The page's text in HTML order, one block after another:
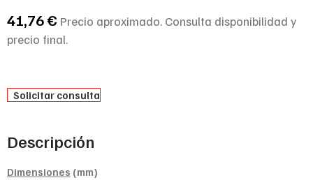
41,76€ Precio aproximado. Consulta disponibilidad y
precio final.
Solicitar consulta
Descripción
Dimensiones (mm)